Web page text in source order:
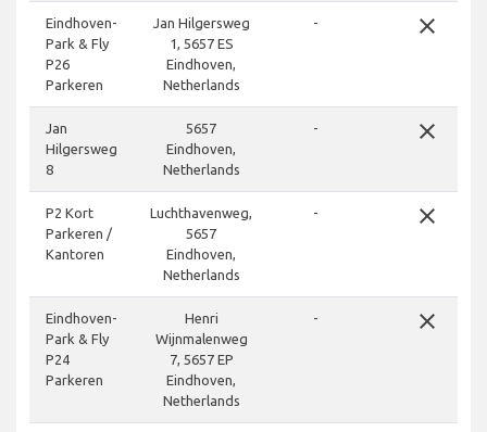
Eindhoven-
Park & Fly
P26
Parkeren
Jan Hilgersweg
1, 5657 ES
Eindhoven,
Netherlands
- close
Jan
Hilgersweg
8
5657
Eindhoven,
Netherlands
- close
P2 Kort
Parkeren /
Kantoren
Luchthavenweg,
5657
Eindhoven,
Netherlands
- close
Eindhoven-
Park & Fly
P24
Parkeren
Henri
Wijnmalenweg
7, 5657 EP
Eindhoven,
Netherlands
- close